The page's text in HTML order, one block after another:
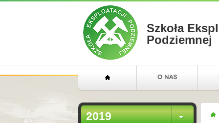
Szkoła
Podziemnej
2019